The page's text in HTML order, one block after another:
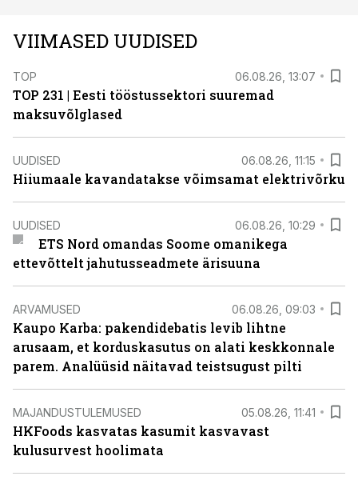
VIIMASED UUDISED
TOP 06.08.26, 13:07
TOP 231 | Eesti tööstussektori suuremad
maksuvõlglased
UUDISED 06.08.26, 11:15
Hiiumaale kavandatakse võimsamat elektrivõrku
UUDISED 06.08.26, 10:29
ETS Nord omandas Soome omanikega
ettevõttelt jahutusseadmete ärisuuna
ARVAMUSED 06.08.26, 09:03
Kaupo Karba: pakendidebatis levib lihtne
arusaam, et korduskasutus on alati keskkonnale
parem. Analüüsid näitavad teistsugust pilti
MAJANDUSTULEMUSED 05.08.26, 11:41
HKFoods kasvatas kasumit kasvavast
kulusurvest hoolimata